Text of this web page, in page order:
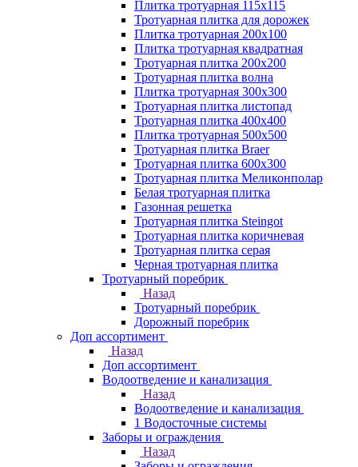
Плитка тротуарная 115x115
Тротуарная плитка для дорожек
Плитка тротуарная 200х100
Плитка тротуарная квадратная
Тротуарная плитка 200х200
Тротуарная плитка волна
Плитка тротуарная 300х300
Тротуарная плитка листопад
Тротуарная плитка 400х400
Плитка тротуарная 500x500
Тротуарная плитка Braer
Тротуарная плитка 600х300
Тротуарная плитка Меликонполар
Белая тротуарная плитка
Газонная решетка
Тротуарная плитка Steingot
Тротуарная плитка коричневая
Тротуарная плитка серая
Черная тротуарная плитка
Тротуарный поребрик
Назад
Тротуарный поребрик
Дорожный поребрик
Доп ассортимент
Назад
Доп ассортимент
Водоотведение и канализация
Назад
Водоотведение и канализация
1 Водосточные системы
Заборы и ограждения
Назад